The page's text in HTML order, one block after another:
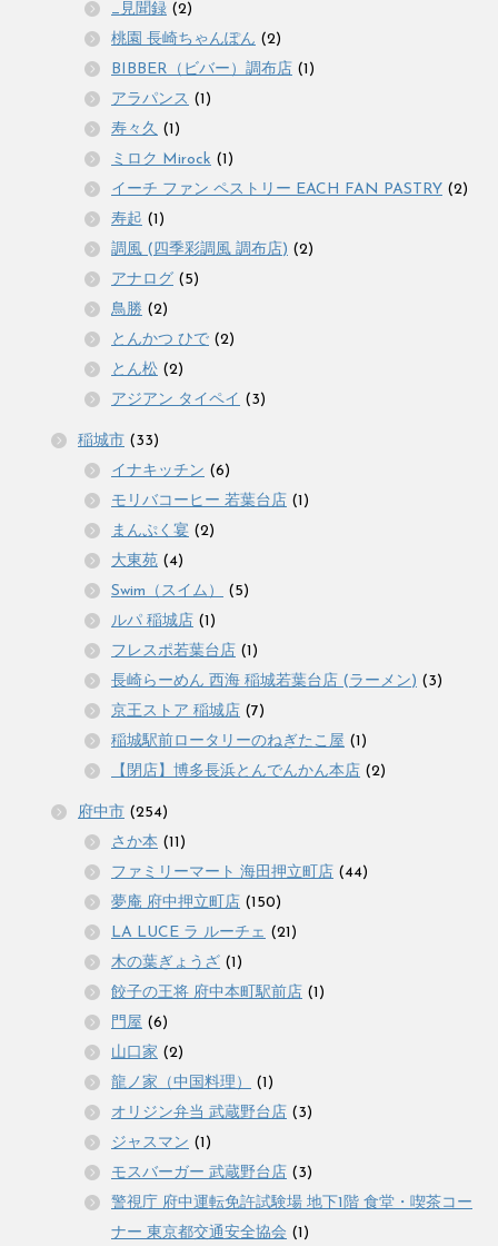
_見聞録 (2)
桃園 長崎ちゃんぽん (2)
BIBBER（ビバー）調布店 (1)
アラパンス (1)
寿々久 (1)
ミロク Mirock (1)
イーチ ファン ペストリー EACH FAN PASTRY (2)
寿起 (1)
調風 (四季彩調風 調布店) (2)
アナログ (5)
鳥勝 (2)
とんかつ ひで (2)
とん松 (2)
アジアン タイペイ (3)
稲城市 (33)
イナキッチン (6)
モリバコーヒー 若葉台店 (1)
まんぷく宴 (2)
大東苑 (4)
Swim（スイム）
(5)
ルパ 稲城店 (1)
フレスポ若葉台店 (1)
長崎らーめん 西海 稲城若葉台店 (ラーメン) (3)
京王ストア 稲城店 (7)
稲城駅前ロータリーのねぎたこ屋 (1)
【閉店】博多長浜とんでんかん本店 (2)
府中市 (254)
さか本 (11)
ファミリーマート 海田押立町店 (44)
夢庵 府中押立町店 (150)
LA LUCE ラ ルーチェ (21)
木の葉ぎょうざ (1)
餃子の王将 府中本町駅前店 (1)
門屋 (6)
山口家 (2)
龍ノ家（中国料理）
(1)
オリジン弁当 武蔵野台店 (3)
ジャスマン (1)
モスバーガー 武蔵野台店 (3)
警視庁 府中運転免許試験場 地下1階 食堂・喫茶コー
ナー 東京都交通安全協会 (1)